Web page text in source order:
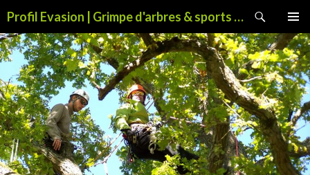
Profil Evasion | Grimpe d'arbres & sports de pleine nature
MENU
AU
CONTENU